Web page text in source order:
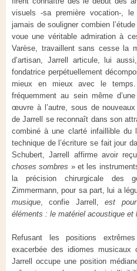
visuels -sa première vocation-,
jamais de souligner combien l’étude
voue une véritable admiration à
Varèse, travaillent sans cesse la
d’artisan, Jarrell articule, lui
fondatrice perpétuellement
mieux en mieux avec le
fréquemment au sein même
œuvre à l’autre, sous de nouveaux
de Jarrell se reconnaît dans son
combiné à une clarté infaillible du
technique de l’écriture se fait jour
Schubert, Jarrell affirme avoir
choses sombres » et les
la précision chirurgicale des
Zimmermann, pour sa part, lui a
musique , confie Jarrell,est
éléments : le matériel acoustique et
Refusant les positions
exacerbée des idiomes musicaux
Jarrell occupe une position